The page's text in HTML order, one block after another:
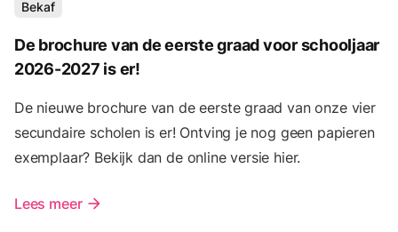
Bekaf
De brochure van de eerste graad voor schooljaar
2026-2027 is er!
De nieuwe brochure van de eerste graad van onze vier
secundaire scholen is er! Ontving je nog geen papieren
exemplaar? Bekijk dan de online versie hier.
Lees meer arrow_forward